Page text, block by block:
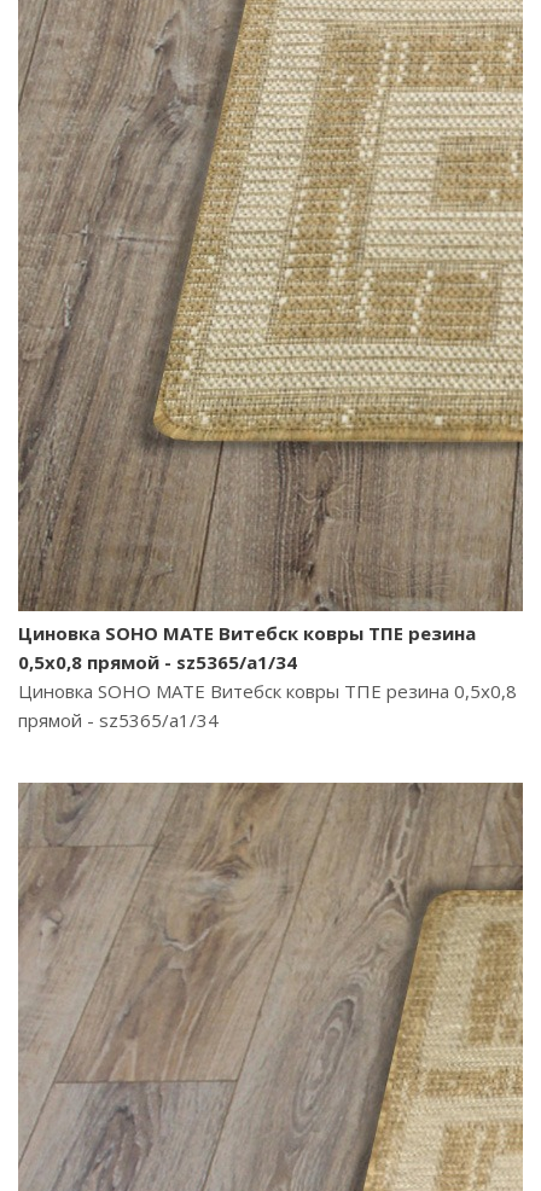
Циновка SOHO MATE Витебск ковры ТПЕ резина
0,5х0,8 прямой - sz5365/a1/34
Циновка SOHO MATE Витебск ковры ТПЕ резина 0,5х0,8
прямой - sz5365/a1/34